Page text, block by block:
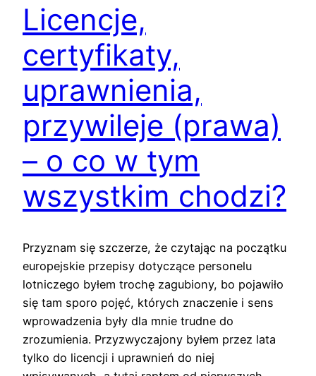
Licencje,
certyfikaty,
uprawnienia,
przywileje (prawa)
– o co w tym
wszystkim chodzi?
Przyznam się szczerze, że czytając na początku
europejskie przepisy dotyczące personelu
lotniczego byłem trochę zagubiony, bo pojawiło
się tam sporo pojęć, których znaczenie i sens
wprowadzenia były dla mnie trudne do
zrozumienia. Przyzwyczajony byłem przez lata
tylko do licencji i uprawnień do niej